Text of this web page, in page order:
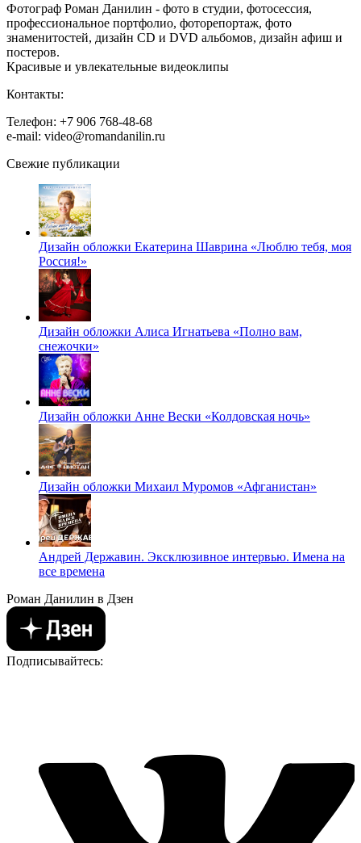
Фотограф Роман Данилин - фото в студии, фотосессия,
профессиональное портфолио, фоторепортаж, фото
знаменитостей, дизайн CD и DVD альбомов, дизайн афиш и
постеров.
Красивые и увлекательные видеоклипы
Контакты:
Телефон: +7 906 768-48-68
e-mail: video@romandanilin.ru
Свежие публикации
Дизайн обложки Екатерина Шаврина «Люблю тебя, моя
Россия!»
Дизайн обложки Алиса Игнатьева «Полно вам,
снежочки»
Дизайн обложки Анне Вески «Колдовская ночь»
Дизайн обложки Михаил Муромов «Афганистан»
Андрей Державин. Эксклюзивное интервью. Имена на
все времена
Роман Данилин в Дзен
Подписывайтесь: